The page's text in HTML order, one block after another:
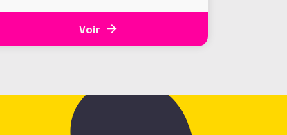
et active. L’AFF c’est une équipe, mais
Voir